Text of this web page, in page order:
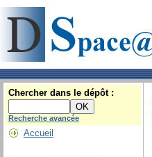
Chercher dans le dépôt :
Recherche avancée
Accueil